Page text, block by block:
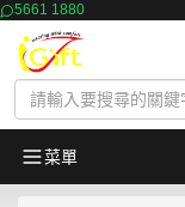
5661 1880
菜單